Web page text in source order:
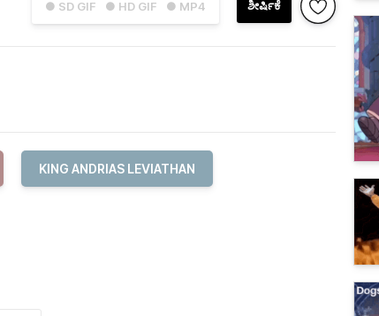
● SD GIF ● HD GIF ● MP4 ಶೀರ್ಷಿಕೆ
KING ANDRIAS LEVIATHAN